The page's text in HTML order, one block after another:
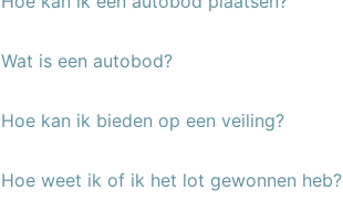
Wat is een autobod?
Hoe kan ik bieden op een veiling?
Hoe weet ik of ik het lot gewonnen heb?